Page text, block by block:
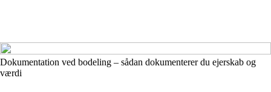
Dokumentation ved bodeling – sådan dokumenterer du ejerskab og
værdi